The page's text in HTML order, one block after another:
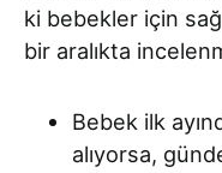
ki bebekler için
bir aralıkta
Bebek ilk
alıyorsa,